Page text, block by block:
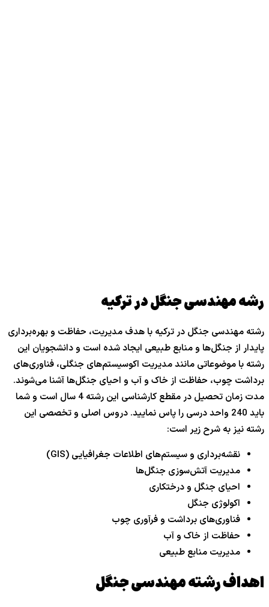
رشه مهندسی جنگل در ترکیه
رشته مهندسی جنگل در ترکیه با هدف مدیریت، حفاظت و بهره‌برداری
پایدار از جنگل‌ها و منابع طبیعی ایجاد شده است و دانشجویان این
رشته با موضوعاتی مانند مدیریت اکوسیستم‌های جنگلی، فناوری‌های
برداشت چوب، حفاظت از خاک و آب و احیای جنگل‌ها آشنا می‌شوند.
مدت زمان تحصیل در مقطع کارشناسی این رشته 4 سال است و شما
باید 240 واحد درسی را پاس نمایید. دروس اصلی و تخصصی این
رشته نیز به شرح زیر است:
نقشه‌برداری و سیستم‌های اطلاعات جغرافیایی (GIS)
مدیریت آتش‌سوزی جنگل‌ها
احیای جنگل و درختکاری
اکولوژی جنگل
فناوری‌های برداشت و فرآوری چوب
حفاظت از خاک و آب
مدیریت منابع طبیعی
اهداف رشته مهندسی جنگل